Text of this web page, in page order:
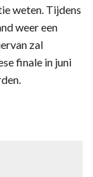
weten. Tijdens
weer een
zal
finale in juni